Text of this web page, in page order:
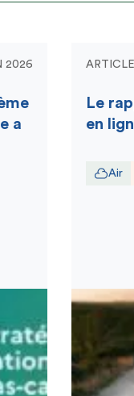
2026
a
ARTICLE
Le
en
Air